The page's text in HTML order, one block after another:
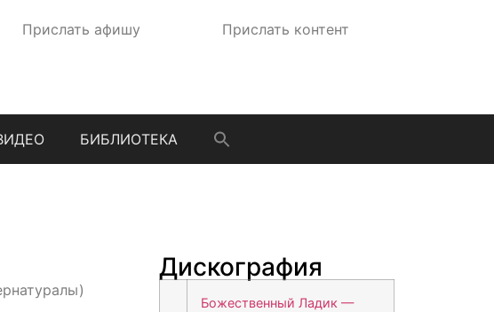
Прислать афишу Прислать контент
БИБЛИОТЕКА
Дискография
Божественный Ладик —